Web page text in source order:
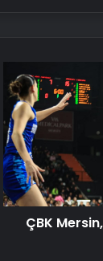
25
Mersin,
Basket
Landes'i
devirdi
ÇBK